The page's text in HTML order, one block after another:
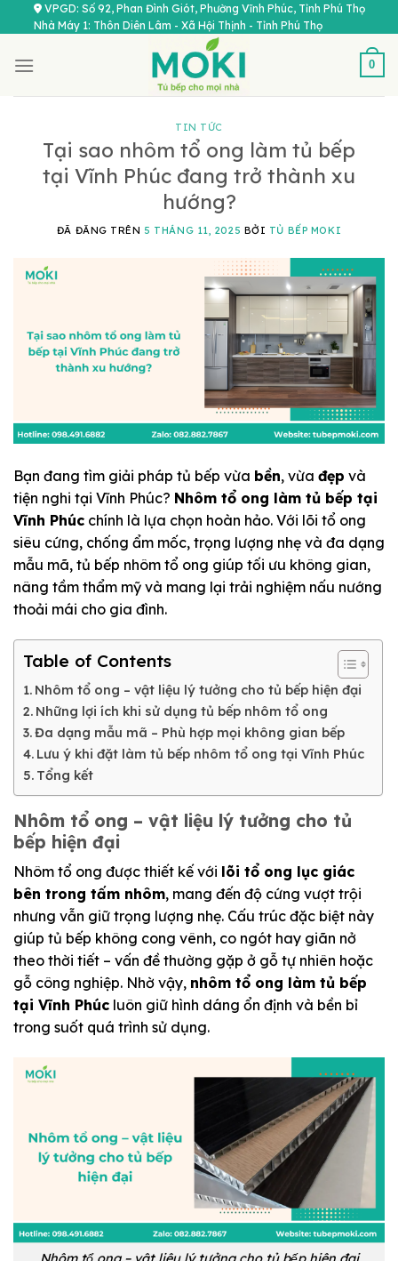
Chuyển
đến
dung
VPGD: Số 92, Phan Đình Giót, Phường Vĩnh Phúc, Tỉnh Phú Thọ
Nhà Máy 1: Thôn Diên Lâm - Xã Hội Thịnh - Tỉnh Phú Thọ
0
TIN TỨC
Tại sao nhôm tổ ong làm tủ bếp
tại Vĩnh Phúc đang trở thành xu
hướng?
ĐÃ ĐĂNG TRÊN 5 THÁNG 11, 2025 BỞI TỦ BẾP MOKI
Bạn đang tìm giải pháp tủ bếp vừa bền, vừa đẹp và
tiện nghi tại Vĩnh Phúc? Nhôm tổ ong làm tủ bếp tại
Vĩnh Phúc chính là lựa chọn hoàn hảo. Với lõi tổ ong
siêu cứng, chống ẩm mốc, trọng lượng nhẹ và đa dạng
mẫu mã, tủ bếp nhôm tổ ong giúp tối ưu không gian,
nâng tầm thẩm mỹ và mang lại trải nghiệm nấu nướng
thoải mái cho gia đình.
Table of Contents
Nhôm tổ ong – vật liệu lý tưởng cho tủ bếp hiện đại
Những lợi ích khi sử dụng tủ bếp nhôm tổ ong
Đa dạng mẫu mã – Phù hợp mọi không gian bếp
Lưu ý khi đặt làm tủ bếp nhôm tổ ong tại Vĩnh Phúc
Tổng kết
Nhôm tổ ong – vật liệu lý tưởng cho tủ
bếp hiện đại
Nhôm tổ ong được thiết kế với lõi tổ ong lục giác
bên trong tấm nhôm, mang đến độ cứng vượt trội
nhưng vẫn giữ trọng lượng nhẹ. Cấu trúc đặc biệt này
giúp tủ bếp không cong vênh, co ngót hay giãn nở
theo thời tiết – vấn đề thường gặp ở gỗ tự nhiên hoặc
gỗ công nghiệp. Nhờ vậy, nhôm tổ ong làm tủ bếp
tại Vĩnh Phúc luôn giữ hình dáng ổn định và bền bỉ
trong suốt quá trình sử dụng.